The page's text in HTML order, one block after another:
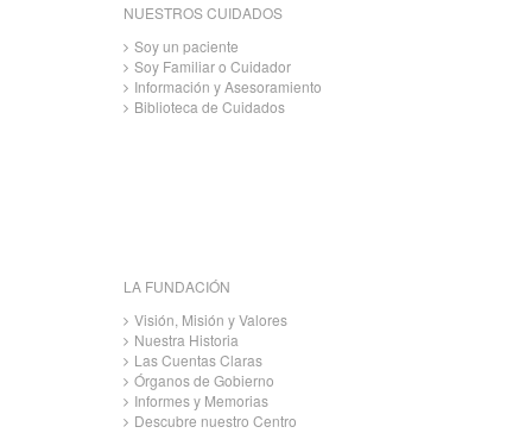
NUESTROS CUIDADOS
Soy un paciente
Soy Familiar o Cuidador
Información y Asesoramiento
Biblioteca de Cuidados
LA FUNDACIÓN
Visión, Misión y Valores
Nuestra Historia
Las Cuentas Claras
Órganos de Gobierno
Informes y Memorias
Descubre nuestro Centro